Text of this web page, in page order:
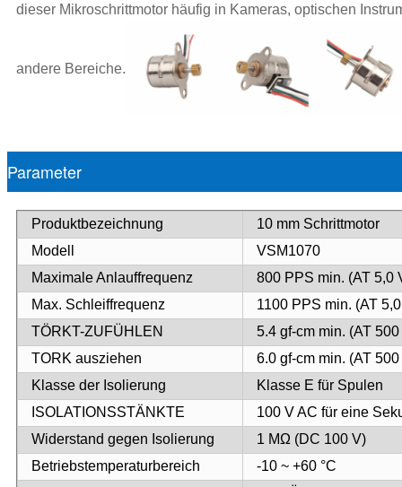
dieser Mikroschrittmotor häufig in Kameras, optischen
andere Bereiche.
Parameter
Produktbezeichnung
10 mm Schrittmotor
Modell
VSM1070
Maximale Anlauffrequenz
800 PPS min. (AT 5,0
Max. Schleiffrequenz
1100 PPS min. (AT
TÖRKT-ZUFÜHLEN
5.4 gf-cm min. (AT
TORK ausziehen
6.0 gf-cm min. (AT
Klasse der Isolierung
Klasse E für Spulen
ISOLATIONSSTÄNKTE
100 V AC für eine
Widerstand gegen Isolierung
1 MΩ (DC 100 V)
Betriebstemperaturbereich
-10 ~ +60 °C